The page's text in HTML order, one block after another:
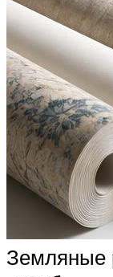
Земляные